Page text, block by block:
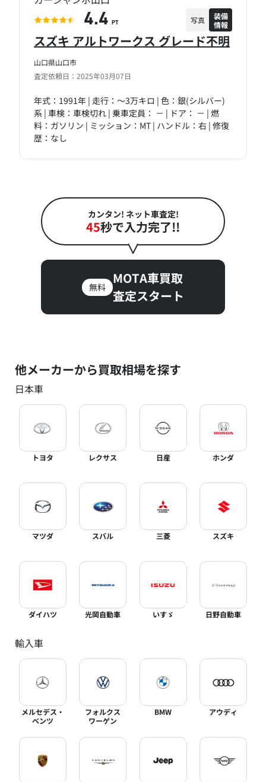
山口県山口市
査定依頼日：2025年03月07日
スズキ アルトワークス グレード不明
年式：1991年 | 走行：～3万キロ | 色：銀(シルバー)
系 | 車検：車検切れ | 乗車定員： － | ドア： － | 燃
料：ガソリン | ミッション：MT | ハンドル：右 | 修復
歴：なし
4.4 PT 写真
装備
情報
カンタン! ネット車査定!
45秒で入力完了!!
無料
MOTA車買取
査定スタート
他メーカーから買取相場を探す
日本車
トヨタ レクサス 日産 ホンダ
マツダ スバル 三菱 スズキ
ダイハツ 光岡自動車 いすゞ 日野自動車
輸入車
メルセデス・
ベンツ
フォルクス
ワーゲン
BMW アウディ